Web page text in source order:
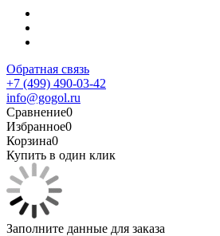
Обратная связь
+7 (499) 490-03-42
info@gogol.ru
Сравнение0
Избранное0
Корзина0
Купить в один клик
Заполните данные для заказа